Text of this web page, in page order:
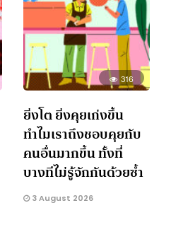
316
ยิ่งโต ยิ่งคุยเก่งขึ้น
ทำไมเราถึงชอบคุยกับ
คนอื่นมากขึ้น ทั้งที่
บางทีไม่รู้จักกันด้วยซ้ำ
3 August 2026